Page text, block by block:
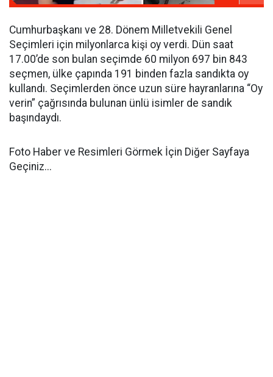
Cumhurbaşkanı ve 28. Dönem Milletvekili Genel
Seçimleri için milyonlarca kişi oy verdi. Dün saat
17.00’de son bulan seçimde 60 milyon 697 bin 843
seçmen, ülke çapında 191 binden fazla sandıkta oy
kullandı. Seçimlerden önce uzun süre hayranlarına “Oy
verin” çağrısında bulunan ünlü isimler de sandık
başındaydı.
Foto Haber ve Resimleri Görmek İçin Diğer Sayfaya
Geçiniz...